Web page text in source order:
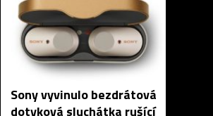
Sony vyvinulo bezdrátová
dotyková sluchátka rušící